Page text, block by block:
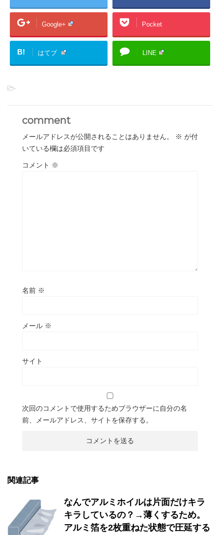
Google+ Pocket
B! はてブ LINE
-
comment
メールアドレスが公開されることはありません。 ※ が付
いている欄は必須項目です
コメント ※
名前 ※
メール ※
サイト
次回のコメントで使用するためブラウザーに自分の名
前、メールアドレス、サイトを保存する。
関連記事
なんでアルミホイルは片面だけキラ
キラしているの？→薄くするため。
アルミ箔を2枚重ねた状態で圧延する